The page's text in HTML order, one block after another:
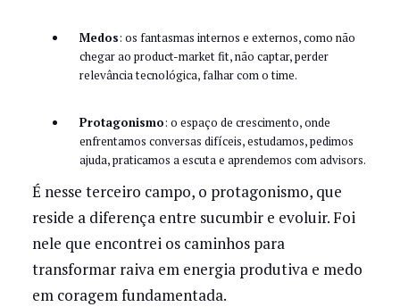
Medos: os fantasmas internos e externos, como não
chegar ao product-market fit, não captar, perder
relevância tecnológica, falhar com o time.
Protagonismo: o espaço de crescimento, onde
enfrentamos conversas difíceis, estudamos, pedimos
ajuda, praticamos a escuta e aprendemos com advisors.
É nesse terceiro campo, o protagonismo, que
reside a diferença entre sucumbir e evoluir. Foi
nele que encontrei os caminhos para
transformar raiva em energia produtiva e medo
em coragem fundamentada.